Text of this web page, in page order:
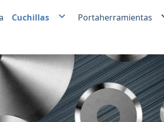
Cuchillas
Cuchillas para la industria del plástico
Cuchillas para la industria alimentaria
Portaherramientas